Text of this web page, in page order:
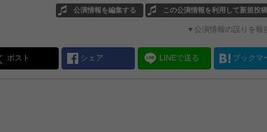
この公演情報を利用して新規投
公演情報を編集する
▼公演情報の誤りを報
ポスト シェア LINEで送る ブックマ